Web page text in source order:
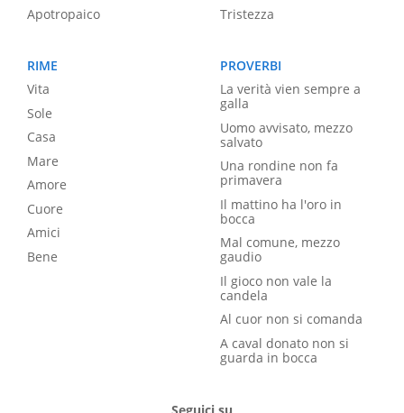
Apotropaico
Tristezza
RIME
Vita
Sole
Casa
Mare
Amore
Cuore
Amici
Bene
PROVERBI
La verità vien sempre a
galla
Uomo avvisato, mezzo
salvato
Una rondine non fa
primavera
Il mattino ha l'oro in
bocca
Mal comune, mezzo
gaudio
Il gioco non vale la
candela
Al cuor non si comanda
A caval donato non si
guarda in bocca